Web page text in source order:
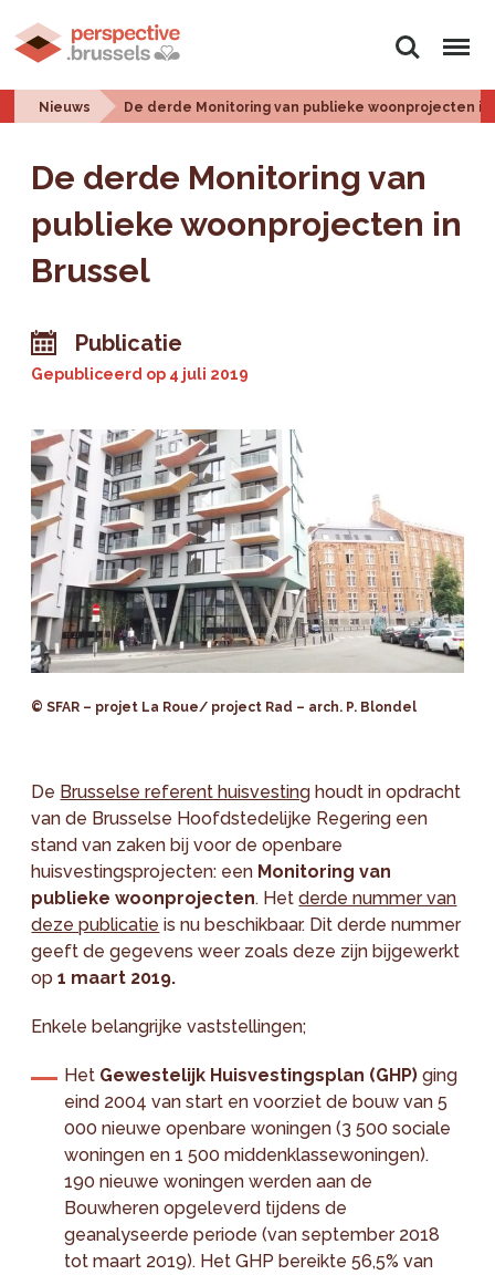
Zoeken Menu
Nieuws De derde Monitoring van publieke woonprojecten in
De derde Monitoring van
publieke woonprojecten in
Brussel
Publicatie
Gepubliceerd op 4 juli 2019
© SFAR – projet La Roue/ project Rad – arch. P. Blondel
De Brusselse referent huisvesting houdt in opdracht
van de Brusselse Hoofdstedelijke Regering een
stand van zaken bij voor de openbare
huisvestingsprojecten: een Monitoring van
publieke woonprojecten. Hetderde nummer van
deze publicatie is nu beschikbaar. Dit derde nummer
geeft de gegevens weer zoals deze zijn bijgewerkt
op1 maart 2019.
Enkele belangrijke vaststellingen;
Het Gewestelijk Huisvestingsplan (GHP)ging
eind 2004 van start en voorziet de bouw van 5
000 nieuwe openbare woningen (3 500 sociale
woningen en 1 500 middenklassewoningen).
190 nieuwe woningen werden aan de
Bouwheren opgeleverd tijdens de
geanalyseerde periode (van september 2018
tot maart 2019). Het GHP bereikte 56,5% van